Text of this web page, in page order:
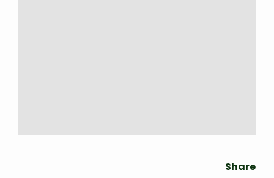
Share